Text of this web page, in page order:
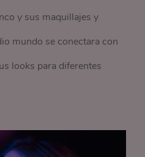
y sus maquillajes y
mundo se conectara con
looks para diferentes